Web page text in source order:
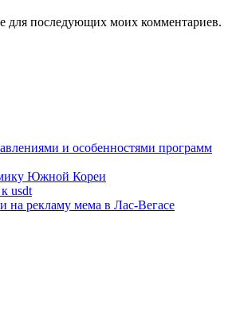
для последующих моих комментариев.
и особенностями программ
Южной Кореи
usdt
на рекламу мема в Лас-Вегасе